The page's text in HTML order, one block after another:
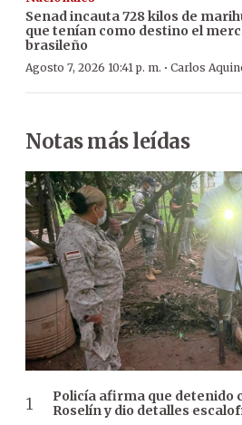
Senad incauta 728 kilos de
que tenían como destino el
brasileño
Agosto 7, 2026 10:41 p. m. · Carlos
Notas más leídas
Policía afirma que detenido
Roselín y dio detalles